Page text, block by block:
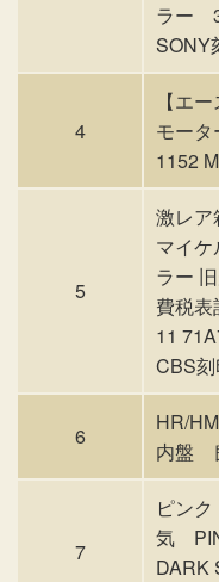
ラー
SONY
4
【エ
モー
1152
5
激レ
マイケ
ラー
費税表
11
CBS刻
6
HR/
内盤
7
ピン
気
DARK